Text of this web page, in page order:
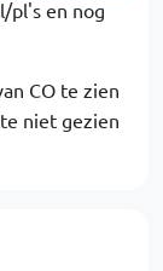
pl's en nog
CO te zien
niet gezien